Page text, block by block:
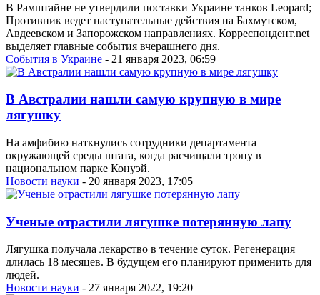
В Рамштайне не утвердили поставки Украине танков Leopard;
Противник ведет наступательные действия на Бахмутском,
Авдеевском и Запорожском направлениях. Корреспондент.net
выделяет главные события вчерашнего дня.
События в Украине - 21 января 2023, 06:59
В Австралии нашли самую крупную в мире
лягушку
На амфибию наткнулись сотрудники департамента
окружающей среды штата, когда расчищали тропу в
национальном парке Конуэй.
Новости науки - 20 января 2023, 17:05
Ученые отрастили лягушке потерянную лапу
Лягушка получала лекарство в течение суток. Регенерация
длилась 18 месяцев. В будущем его планируют применить для
людей.
Новости науки - 27 января 2022, 19:20